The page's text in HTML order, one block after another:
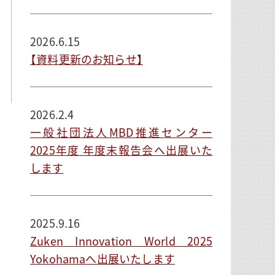
2026.6.15
【資料更新のお知らせ】
2026.2.4
一般社団法人MBD推進センター
2025年度 年度末報告会へ出展いた
します
2025.9.16
Zuken Innovation World 2025
Yokohamaへ出展いたします